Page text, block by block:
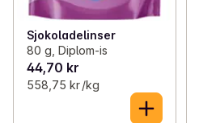
Sjokoladelinser
80 g, Diplom-is
44,70 kr
558,75 kr /kg